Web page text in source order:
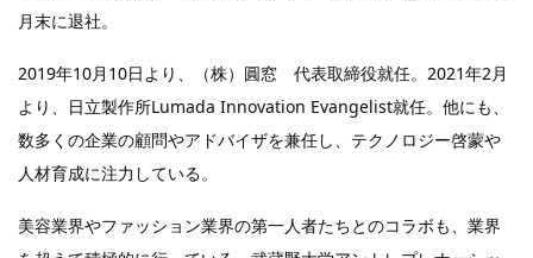
月末に退社。
2019年10月10日より、（株）圓窓 代表取締役就任。2021年2月
より、日立製作所Lumada Innovation Evangelist就任。他にも、
数多くの企業の顧問やアドバイザを兼任し、テクノロジー啓蒙や
人材育成に注力している。
美容業界やファッション業界の第一人者たちとのコラボも、業界